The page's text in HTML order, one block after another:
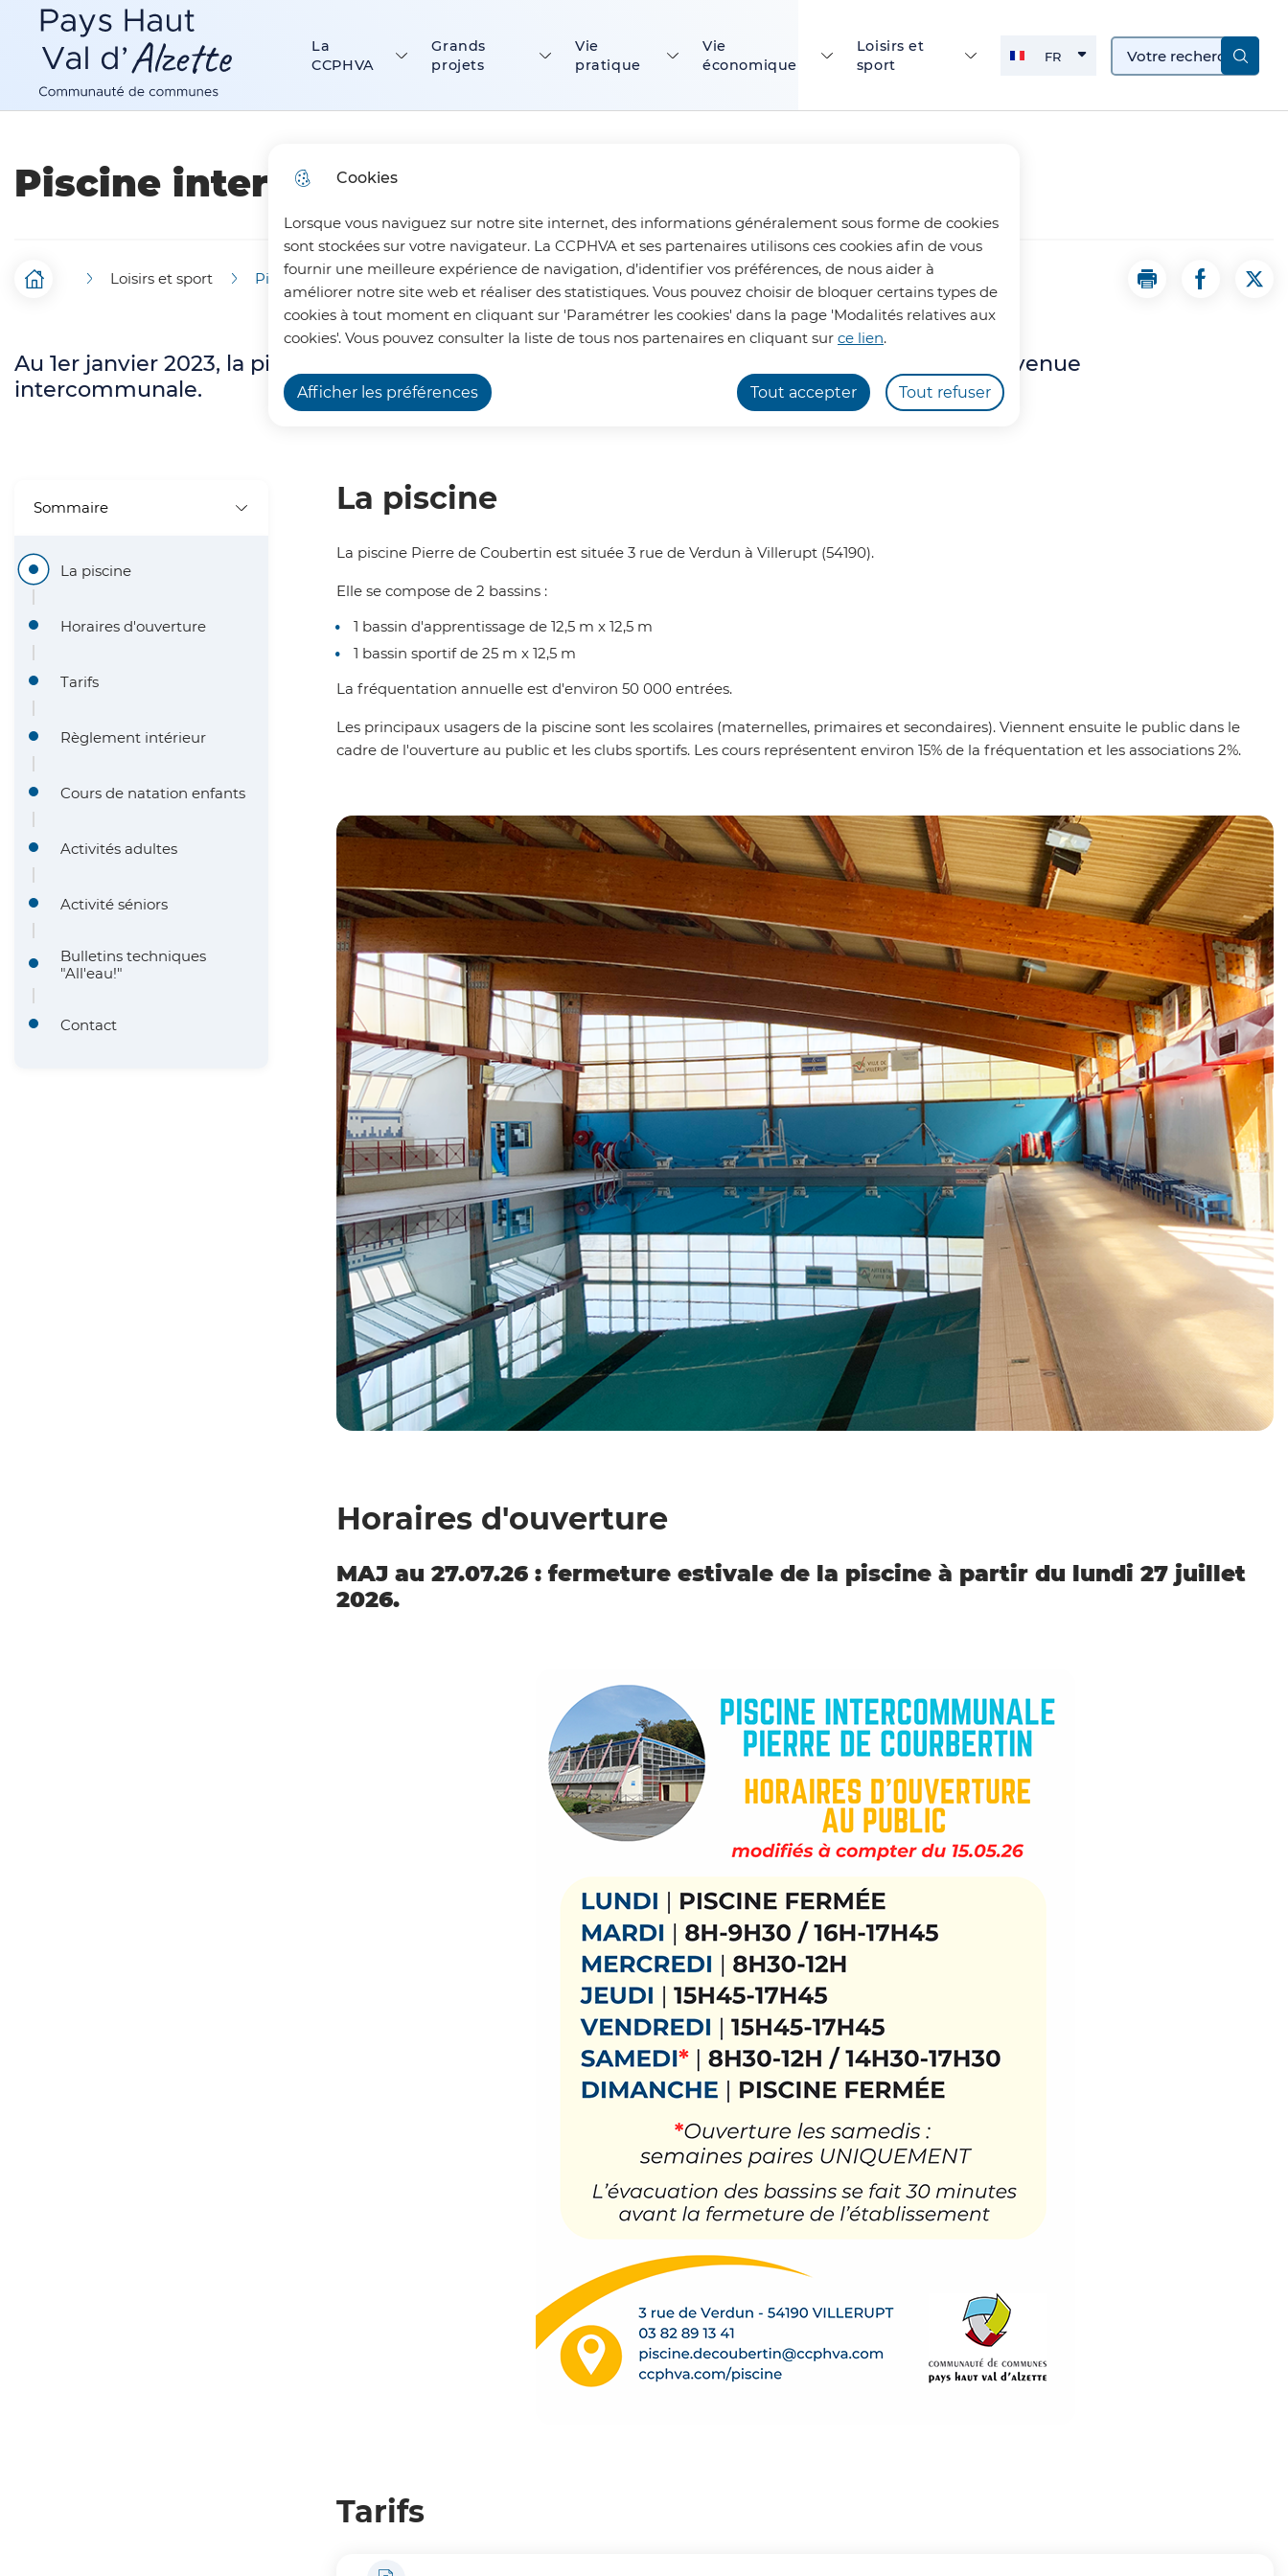
Cookies
Lorsque vous naviguez sur notre site internet, des informations généralement sous forme de cookies
sont stockées sur votre navigateur. La CCPHVA et ses partenaires utilisons ces cookies afin de vous
fournir une meilleure expérience de navigation, d’identifier vos préférences, de nous aider à
améliorer notre site web et réaliser des statistiques. Vous pouvez choisir de bloquer certains types de
cookies à tout moment en cliquant sur 'Paramétrer les cookies' dans la page 'Modalités relatives aux
cookies'. Vous pouvez consulter la liste de tous nos partenaires en cliquant sur ce lien.
Afficher les préférences Tout accepter Tout refuser
Aller au menu Aller à la recherche Aller au contenu principal
Consulter le plan du site
Communauté de Communes Pays Haut Val d’Alzette
a
g
a
t
i
o
n
p
r
La
CCPHVA
Grands
projets
Vie
pratique
Vie
économique
Loisirs et
sport
FR
FRANÇAIS ACTIVE
Piscine intercommunale
F
l
d
i
a
n
e
Accueil Loisirs et sport Piscine intercommunale Imprimer la page
Partager la
Au 1er janvier 2023, la piscine Pierre de Coubertin, située sur la commune de Villerupt, est devenue
intercommunale.
Sommaire
La piscine
Horaires d'ouverture
Tarifs
Règlement intérieur
Cours de natation enfants
Activités adultes
Activité séniors
Bulletins techniques
"All'eau!"
Contact
La piscine
La piscine Pierre de Coubertin est située 3 rue de Verdun à Villerupt (54190).
Elle se compose de 2 bassins :
1 bassin d'apprentissage de 12,5 m x 12,5 m
1 bassin sportif de 25 m x 12,5 m
La fréquentation annuelle est d'environ 50 000 entrées.
Les principaux usagers de la piscine sont les scolaires (maternelles, primaires et secondaires). Viennent ensuite le public dans le
cadre de l'ouverture au public et les clubs sportifs. Les cours représentent environ 15% de la fréquentation et les associations 2%.
Horaires d'ouverture
MAJ au 27.07.26 : fermeture estivale de la piscine à partir du lundi 27 juillet
2026.
Tarifs